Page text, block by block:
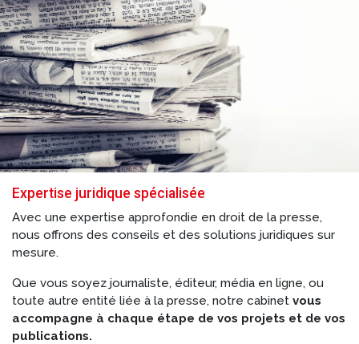
Expertise juridique spécialisée
Avec une expertise approfondie en droit de la presse,
nous offrons des conseils et des solutions juridiques sur
mesure.
Que vous soyez journaliste, éditeur, média en ligne, ou
toute autre entité liée à la presse, notre cabinet vous
accompagne à chaque étape de vos projets et de vos
publications.